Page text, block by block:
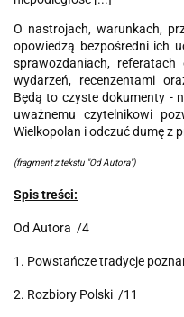
O nastrojach, warunkach,
opowiedzą bezpośredni ich
sprawozdaniach,
wydarzeń, recenzentami
Będą to czyste dokumenty -
uważnemu czytelnikowi
Wielkopolan i odczuć dumę z
(fragment z tekstu "Od Autora")
Spis treści:
Od Autora /4
1. Powstańcze tradycje
2. Rozbiory Polski /11